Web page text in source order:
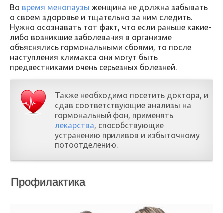
Во время менопаузы женщина не должна забывать
о своем здоровье и тщательно за ним следить.
Нужно осознавать тот факт, что если раньше какие-
либо возникшие заболевания в организме
объяснялись гормональными сбоями, то после
наступления климакса они могут быть
предвестниками очень серьезных болезней.
Также необходимо посетить доктора, и
сдав соответствующие анализы на
гормональный фон, применять
лекарства, способствующие
устранению приливов и избыточному
потоотделению.
Профилактика